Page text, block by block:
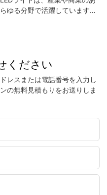
らゆる分野で活躍しています。
ください
レスまたは電話番号を入力し
の無料見積もりをお送りしま